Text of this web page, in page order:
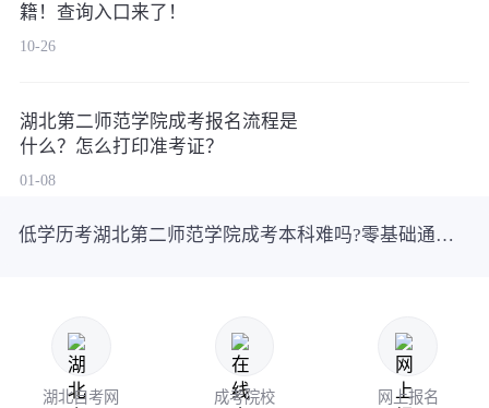
籍！查询入口来了！
10-26
湖北第二师范学院成考报名流程是
什么？怎么打印准考证？
01-08
低学历考湖北第二师范学院成考本科难吗?零基础通关技巧揭秘
湖北自考网 成考院校 网上报名